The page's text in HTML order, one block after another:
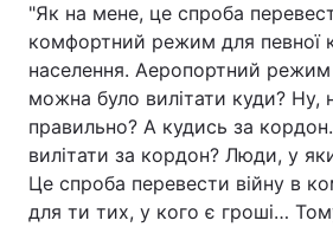
Здоров'я
Цікавинки
Екологія
Лонгріди
"Як на мене, це спроба
комфортний режим для певної
населення. Аеропортний
можна було вилітати куди? Ну,
правильно? А кудись за
вилітати за кордон? Люди, у
Це спроба перевести війну в
для ти тих, у кого є гроші…